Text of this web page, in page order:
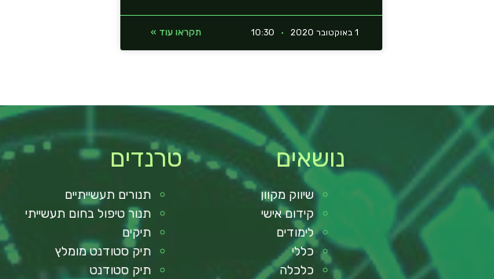
תקראו עוד » 1 באוקטובר 2020
נושאים
שיווק מקוון
קידום אישי
לימודים
כללי
כלכלה
טרנדים
תנורים תעשייתיים
תנור טיפול בחום תעשייתי
תיקים
תיק סטודנט מומלץ
תיק סטודנט